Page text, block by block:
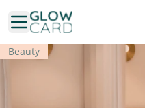
Beauty